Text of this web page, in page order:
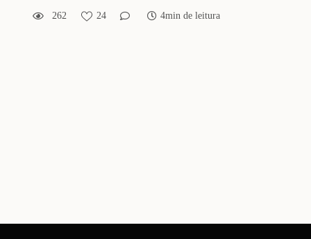
262 24 4min de leitura